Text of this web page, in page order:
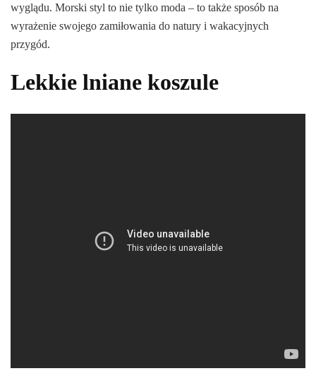
wyglądu. Morski styl to nie tylko moda – to także sposób na
wyrażenie swojego zamiłowania do natury i wakacyjnych
przygód.
Lekkie lniane koszule